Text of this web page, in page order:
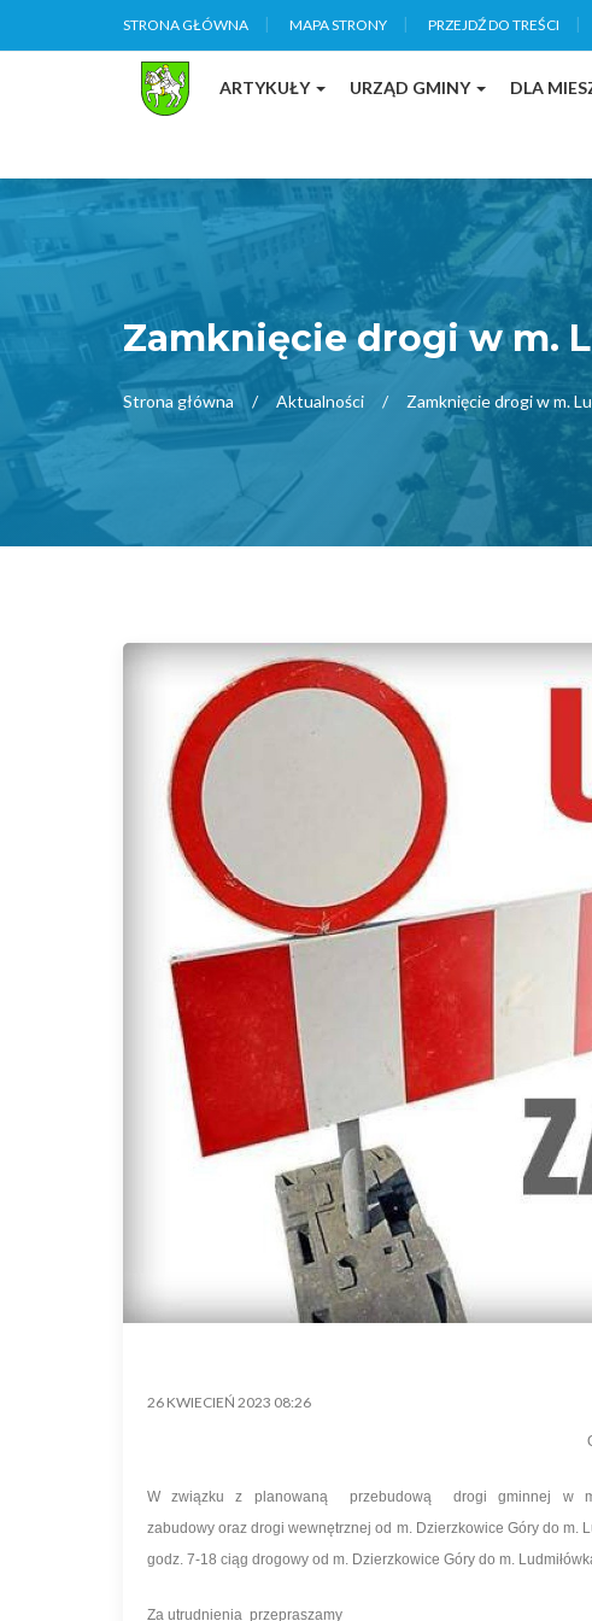
STRONA GŁÓWNA MAPA STRONY PRZEJDŹ DO TREŚCI
ARTYKUŁY URZĄD GMINY DLA
Zamknięcie drogi w m.
Strona główna Aktualności Zamknięcie drogi w m.
26 KWIECIEŃ 2023 08:26
W związku z planowaną przebudową drogi gminnej w
zabudowy oraz drogi wewnętrznej od m. Dzierzkowice Góry do m.
godz. 7-18 ciąg drogowy od m. Dzierzkowice Góry do m.
Za utrudnienia przepraszamy